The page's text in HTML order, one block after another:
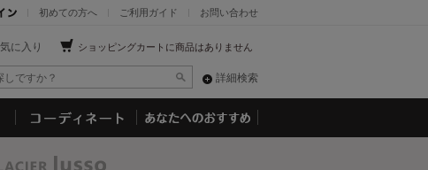
お問い合わせ
ご利用ガイド
初めての方へ
ショッピングカートに商品はありません
に入り
詳細検索